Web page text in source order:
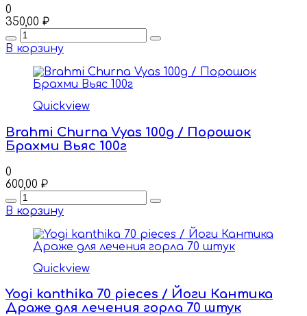
0
350,00 ₽
Quantity
В корзину
Quickview
Brahmi Churna Vyas 100g / Порошок
Брахми Вьяс 100г
0
600,00 ₽
Quantity
В корзину
Quickview
Yogi kanthika 70 pieces / Йоги Кантика
Драже для лечения горла 70 штук